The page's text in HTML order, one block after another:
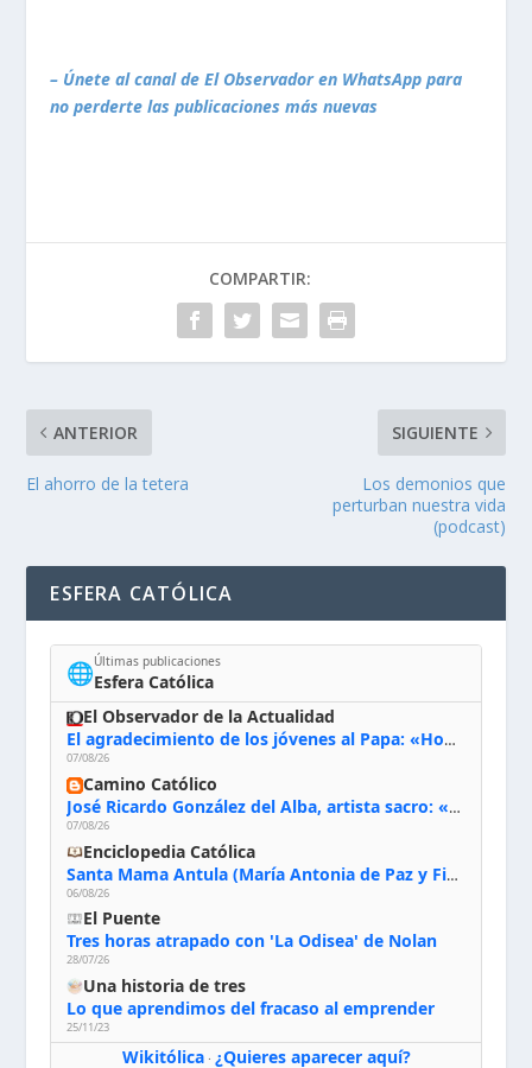
– Únete al canal de El Observador en WhatsApp para
no perderte las publicaciones más nuevas
COMPARTIR:
ANTERIOR
El ahorro de la tetera
SIGUIENTE
Los demonios que
perturban nuestra vida
(podcast)
ESFERA CATÓLICA
🌐Últimas publicaciones
Esfera Católica
El Observador de la Actualidad
El agradecimiento de los jóvenes al Papa: «Hoy nos sentimos Iglesia»
07/08/26
Camino Católico
José Ricardo González del Alba, artista sacro: «Yo oro, hablo con Dios, le pido al Espíritu Santo su inspiración y siempre pinto rezando el rosario para que sea Él quien actúe a través de mis manos»
07/08/26
Enciclopedia Católica
Santa Mama Antula (María Antonia de Paz y Figueroa)
06/08/26
El Puente
Tres horas atrapado con 'La Odisea' de Nolan
28/07/26
Una historia de tres
Lo que aprendimos del fracaso al emprender
25/11/23
Wikitólica· ¿Quieres aparecer aquí?